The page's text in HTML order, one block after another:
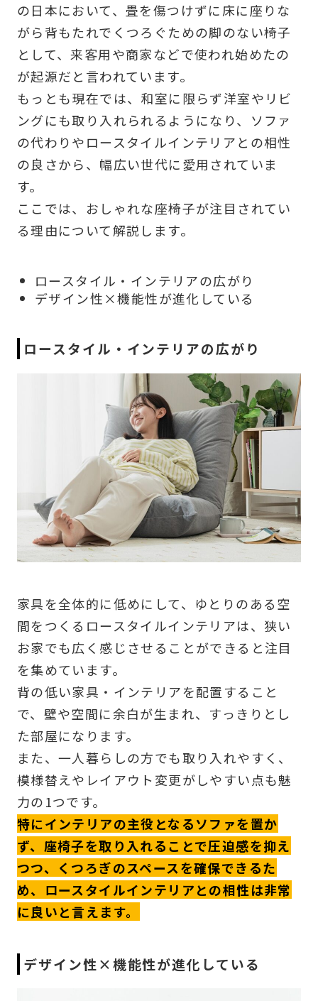
の日本において、畳を傷つけずに床に座りな
がら背もたれでくつろぐための脚のない椅子
として、来客用や商家などで使われ始めたの
が起源だと言われています。
もっとも現在では、和室に限らず洋室やリビ
ングにも取り入れられるようになり、ソファ
の代わりやロースタイルインテリアとの相性
の良さから、幅広い世代に愛用されていま
す。
ここでは、おしゃれな座椅子が注目されてい
る理由について解説します。
ロースタイル・インテリアの広がり
デザイン性×機能性が進化している
ロースタイル・インテリアの広がり
家具を全体的に低めにして、ゆとりのある空
間をつくるロースタイルインテリアは、狭い
お家でも広く感じさせることができると注目
を集めています。
背の低い家具・インテリアを配置すること
で、壁や空間に余白が生まれ、すっきりとし
た部屋になります。
また、一人暮らしの方でも取り入れやすく、
模様替えやレイアウト変更がしやすい点も魅
力の1つです。
特にインテリアの主役となるソファを置か
ず、座椅子を取り入れることで圧迫感を抑え
つつ、くつろぎのスペースを確保できるた
め、ロースタイルインテリアとの相性は非常
に良いと言えます。
デザイン性×機能性が進化している